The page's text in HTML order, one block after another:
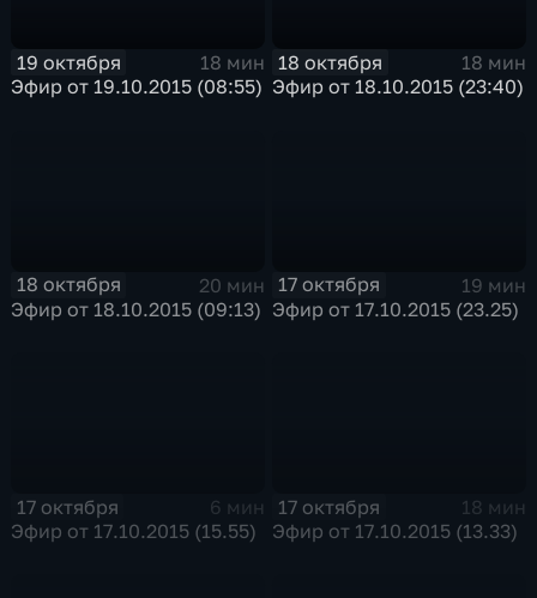
19 октября
18 мин
Эфир от 19.10.2015 (08:55)
18 октября
18 мин
Эфир от 18.10.2015 (23:40)
18 октября
20 мин
Эфир от 18.10.2015 (09:13)
17 октября
19 мин
Эфир от 17.10.2015 (23.25)
17 октября
6 мин
Эфир от 17.10.2015 (15.55)
17 октября
18 мин
Эфир от 17.10.2015 (13.33)